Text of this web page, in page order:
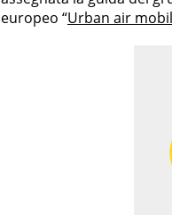
europeo “Urban air